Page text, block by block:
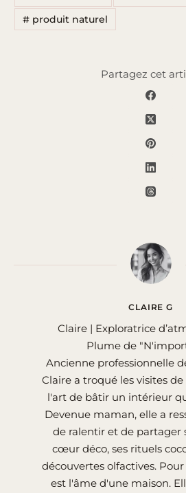
#produit naturel
Partagez cet
CLAIRE G
Claire | Exploratrice
Plume de
Ancienne professionnelle
Claire a troqué les visites
l'art de bâtir un intérieur
Devenue maman, elle a
de ralentir et de partager
cœur déco, ses rituels
découvertes olfactives.
est l'âme d'une maison.